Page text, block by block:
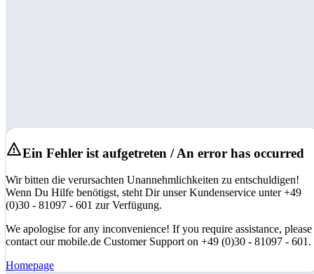
Ein Fehler ist aufgetreten / An error has occurred
Wir bitten die verursachten Unannehmlichkeiten zu entschuldigen!
Wenn Du Hilfe benötigst, steht Dir unser Kundenservice unter +49
(0)30 - 81097 - 601 zur Verfügung.
We apologise for any inconvenience! If you require assistance, please
contact our mobile.de Customer Support on +49 (0)30 - 81097 - 601.
Homepage